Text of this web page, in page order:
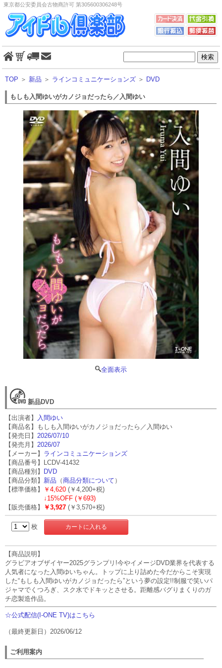
東京都公安委員会古物商許可 第305600306248号
TOP ＞ 新品 ＞ ラインコミュニケーションズ ＞ DVD
もしも入間ゆいがカノジョだったら／入間ゆい
全面表示
新品DVD
【出演者】
入間ゆい
【商品名】もしも入間ゆいがカノジョだったら／入間ゆい
【発売日】 2026/07/10
【発売月】 2026/07
【メーカー】 ラインコミュニケーションズ
【商品番号】LCDV-41432
【商品種別】 DVD
【商品分類】 新品 （商品分類について ）
【標準価格】
￥4,620 (￥4,200+税)
↓ 15%OFF (￥693)
【販売価格】
￥3,927 (￥3,570+税)
枚
【商品説明】
グラビアオブザイヤー2025グランプリ!今やイメージDVD業界を代表する
人気者になった入間ゆいちゃん。トップに上り詰めた今だからこそ実現
した“もしも入間ゆいがカノジョだったら”という夢の設定!!制服で笑いパ
ジャマでくつろぎ、スク水でドキッとさせる。距離感バグりまくりのガ
チ恋製造作品。
☆公式配信(I-ONE TV)はこちら
（最終更新日）2026/06/12
ご利用案内